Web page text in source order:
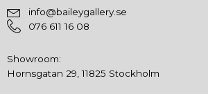
info@baileygallery.se
076 611 16 08
Showroom:
Hornsgatan 29, 11825 Stockholm